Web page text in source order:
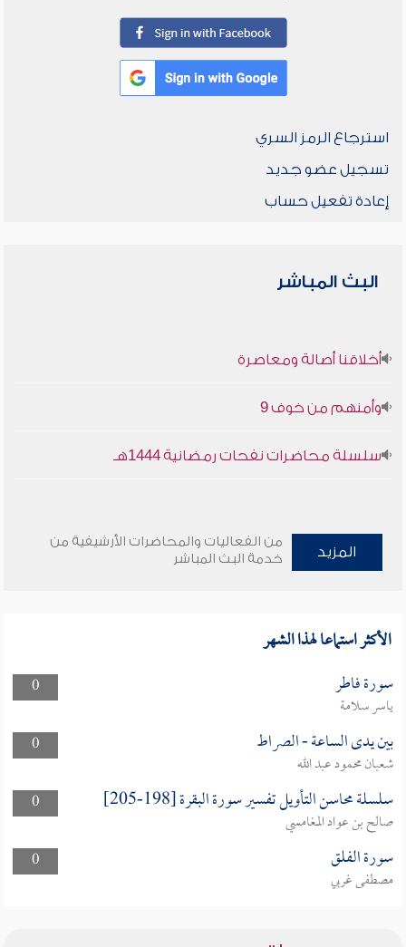
استرجاع الرمز السري
تسجيل عضو جديد
إعادة تفعيل حساب
البث المباشر
أخلاقنا أصالة ومعاصرة
وأمنهم من خوف 9
سلسلة محاضرات نفحات رمضانية 1444هـ
المزيد
من الفعاليات والمحاضرات الأرشيفية من
خدمة البث المباشر
الأكثر استماعا لهذا الشهر
0 سورة فاطر
ياسر سلامة
0
بين يدى الساعة - الصراط
شعبان محمود عبد الله
0
سلسلة محاسن التأويل تفسير سورة البقرة [198-205]
صالح بن عواد المغامسي
0
سورة الفلق
مصطفى غربي